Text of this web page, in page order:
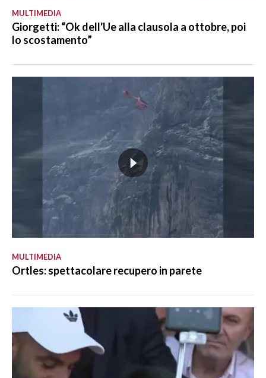
MULTIMEDIA
Giorgetti: “Ok dell'Ue alla clausola a ottobre, poi
lo scostamento”
MULTIMEDIA
Ortles: spettacolare recupero in parete